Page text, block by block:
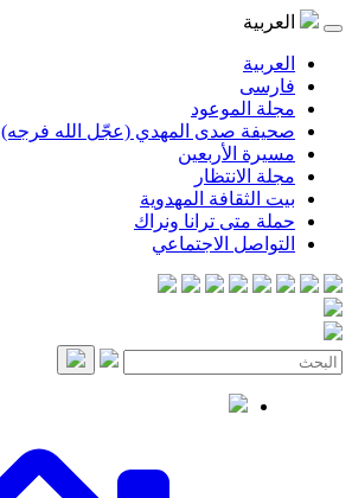
العربية
العربية
فارسی
مجلة الموعود
صحيفة صدى المهدي (عجّل الله فرجه)
مسيرة الأربعين
مجلة الانتظار
بيت الثقافة المهدوية
حملة متى ترانا ونراك
التواصل الاجتماعي